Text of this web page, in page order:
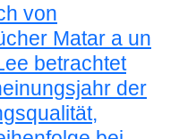
von
Matar a un
betrachtet
der